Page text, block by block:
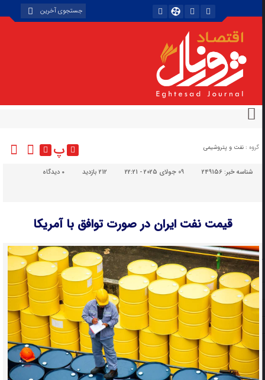
گروه : نفت و پتروشیمی پ
شناسه خبر:249156 09 جولای 2025 - 22:21 212 بازدید دیدگاه
قیمت نفت ایران در صورت توافق با آمریکا